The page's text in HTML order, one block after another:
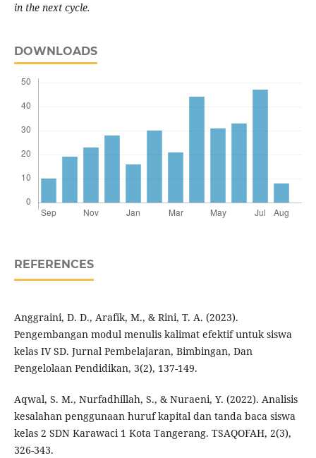
in the next cycle.
DOWNLOADS
REFERENCES
Anggraini, D. D., Arafik, M., & Rini, T. A. (2023).
Pengembangan modul menulis kalimat efektif untuk siswa
kelas IV SD. Jurnal Pembelajaran, Bimbingan, Dan
Pengelolaan Pendidikan, 3(2), 137-149.
Aqwal, S. M., Nurfadhillah, S., & Nuraeni, Y. (2022). Analisis
kesalahan penggunaan huruf kapital dan tanda baca siswa
kelas 2 SDN Karawaci 1 Kota Tangerang. TSAQOFAH, 2(3),
326-343.